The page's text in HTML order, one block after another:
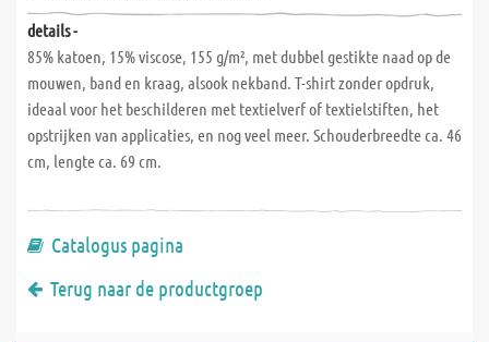
details -
85% katoen, 15% viscose, 155 g/m², met dubbel gestikte naad op de
mouwen, band en kraag, alsook nekband. T-shirt zonder opdruk,
ideaal voor het beschilderen met textielverf of textielstiften, het
opstrijken van applicaties, en nog veel meer. Schouderbreedte ca. 46
cm, lengte ca. 69 cm.
Catalogus pagina
Terug naar de productgroep